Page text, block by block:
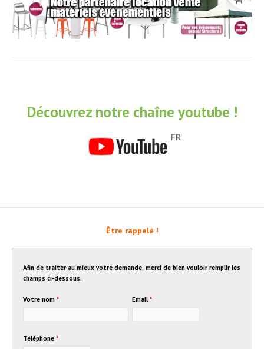
Découvrez notre chaîne youtube !
Être rappelé !
Afin de traiter au mieux votre demande, merci de bien vouloir remplir les
champs ci-dessous.
Votre nom * Email*
Téléphone *